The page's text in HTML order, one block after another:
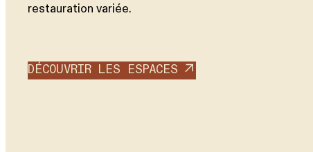
restauration variée.
DÉCOUVRIR LES ESPACES